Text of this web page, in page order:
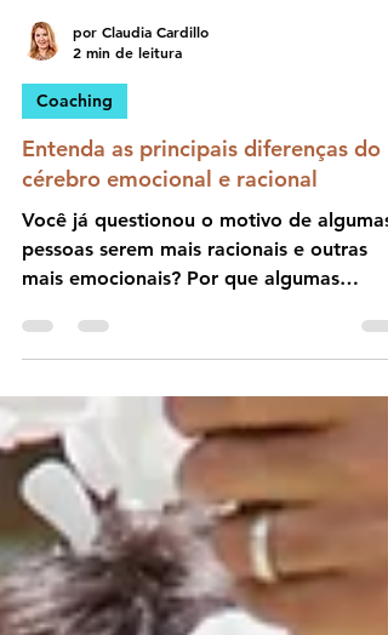
por Claudia Cardillo
2 min de leitura
Coaching
cérebro emocional e racional
Você já questionou o motivo de algumas
mais emocionais? Por que algumas
pessoas têm talentos artístico